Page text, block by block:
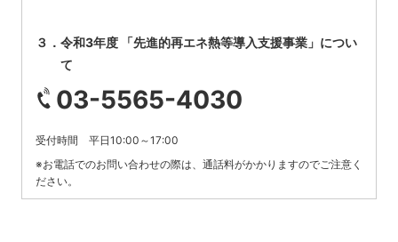
３．令和3年度 「先進的再エネ熱等導入支援事業」につい
て
03-5565-4030
受付時間 平日10:00～17:00
※お電話でのお問い合わせの際は、通話料がかかりますのでご注意く
ださい。